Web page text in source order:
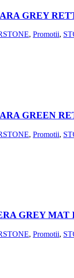
GREY
, Promotii,
GREEN
, Promotii,
GREY MAT
, Promotii,